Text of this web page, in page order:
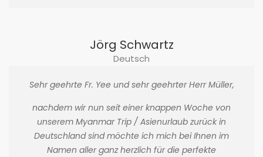
Jörg Schwartz
Deutsch
Sehr geehrte Fr. Yee und sehr geehrter Herr Müller,
nachdem wir nun seit einer knappen Woche von
unserem Myanmar Trip / Asienurlaub zurück in
Deutschland sind möchte ich mich bei Ihnen im
Namen aller ganz herzlich für die perfekte